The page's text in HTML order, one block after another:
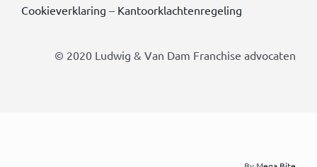
Cookieverklaring – Kantoorklachtenregeling
© 2020 Ludwig & Van Dam Franchise advocaten